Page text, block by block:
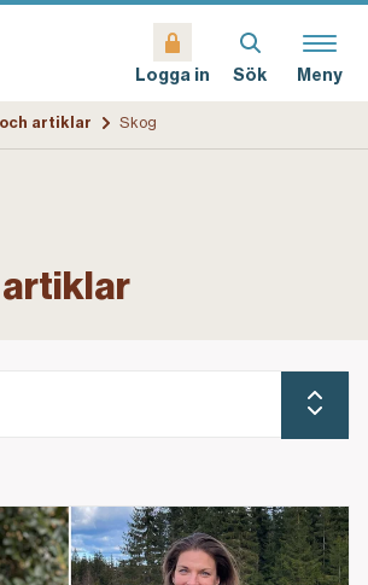
Logga in Sök Meny
artiklar Skog
ska gå i arv